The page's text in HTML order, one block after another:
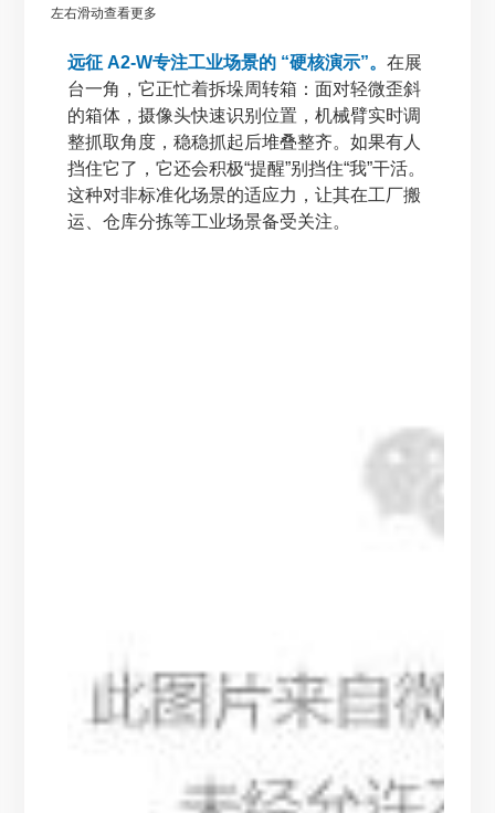
左右滑动查看更多
远征 A2-W专注工业场景的 “硬核演示”。在展
台一角，它正忙着拆垛周转箱：面对轻微歪斜
的箱体，摄像头快速识别位置，机械臂实时调
整抓取角度，稳稳抓起后堆叠整齐。如果有人
挡住它了，它还会积极“提醒”别挡住“我”干活。
这种对非标准化场景的适应力，让其在工厂搬
运、仓库分拣等工业场景备受关注。